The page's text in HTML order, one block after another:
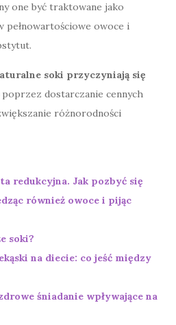
one być traktowane jako
pełnowartościowe owoce i
soki przyczyniają się
poprzez dostarczanie cennych
różnorodności
redukcyjna. Jak pozbyć się
również owoce i pijąc
soki?
na diecie: co jeść między
śniadanie wpływające na